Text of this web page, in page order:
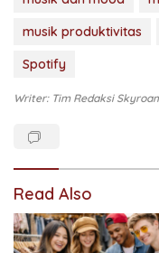
musik produktivitas
Spotify
Writer: Tim Redaksi
Read Also